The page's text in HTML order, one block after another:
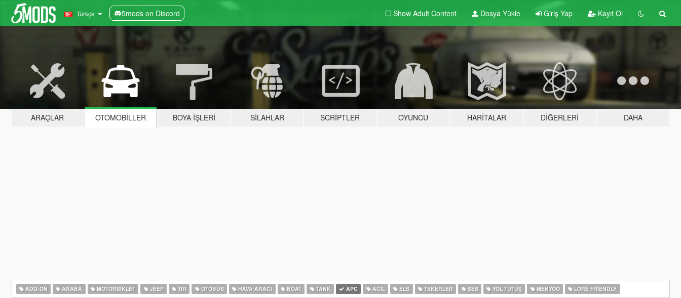
Türkçe 5mods on Discord Show Adult Content Dosya Yükle Giriş Yap Kayıt Ol
ARAÇLAR OTOMOBILLER BOYA İŞLERI SILAHLAR SCRIPTLER OYUNCU HARITALAR DIĞERLERI DAHA
ADD-ON ARABA MOTORSIKLET JEEP TIR OTOBÜS HAVA ARACI BOAT TANK APC ACIL ELS TEKERLER SES YOL TUTUŞ MENYOO LORE FRIENDLY